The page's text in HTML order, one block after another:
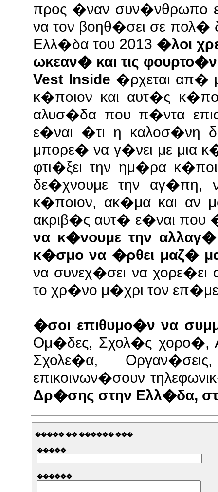
προς �ναν συν�νθρωπο
να τον βοηθ�σει σε πολ�
Ελλ�δα του 2013 �λοι
ωκεαν� και τις
Vest Inside �ρχεται απ�
κ�ποιον και αυτ�ς
αλυσ�δα που π�ντα
ε�ναι �τι η καλοσ�νη
μπορε� να γ�νει με μια
φτι�ξει την ημ�ρα
δε�χνουμε την αγ�πη,
κ�ποιον, ακ�μα και αν
ακριβ�ς αυτ� ε�ναι που
να κ�νουμε την
κ�σμο να �ρθει μαζ�
να συνεχ�σει να
το χρ�νο μ�χρι τον
�σοι επιθυμο�ν να
Ομ�δες, Σχολ�ς χορο�,
Σχολε�α,
επικοινων�σουν
Δρ�σης στην Ελλ�δα,
����� �� ������ ���
�����
������